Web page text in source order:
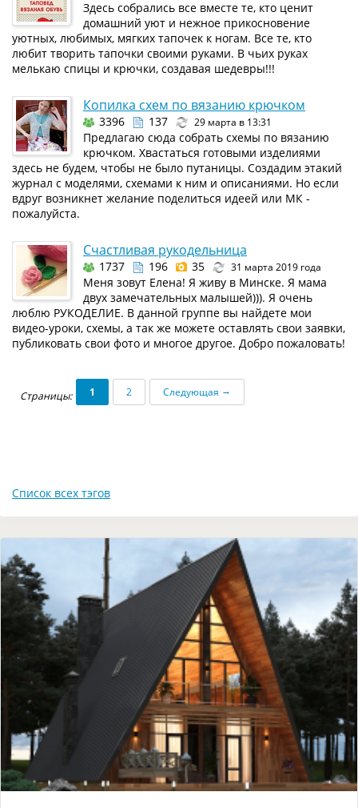
Здесь собрались все вместе те, кто ценит
домашний уют и нежное прикосновение
уютных, любимых, мягких тапочек к ногам. Все те, кто
любит творить тапочки своими руками. В чьих руках
мелькаю спицы и крючки, создавая шедевры!!!
Копилка схем по вязанию крючком
3396 137 29 марта в 13:31
Предлагаю сюда собрать схемы по вязанию
крючком. Хвастаться готовыми изделиями
здесь не будем, чтобы не было путаницы. Создадим этакий
журнал с моделями, схемами к ним и описаниями. Но если
вдруг возникнет желание поделиться идеей или МК -
пожалуйста.
Счастливая рукодельница
1737 196 35 31 марта 2019 года
Меня зовут Елена! Я живу в Минске. Я мама
двух замечательных малышей))). Я очень
люблю РУКОДЕЛИЕ. В данной группе вы найдете мои
видео-уроки, схемы, а так же можете оставлять свои заявки,
публиковать свои фото и многое другое. Добро пожаловать!
Страницы: 1 2 Следующая →
Список всех тэгов